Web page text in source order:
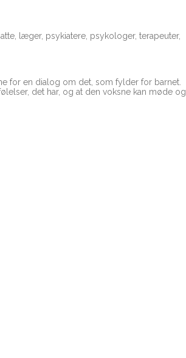
læger, psykiatere, psykologer, terapeuter,
for en dialog om det, som fylder for barnet.
det har, og at den voksne kan møde og